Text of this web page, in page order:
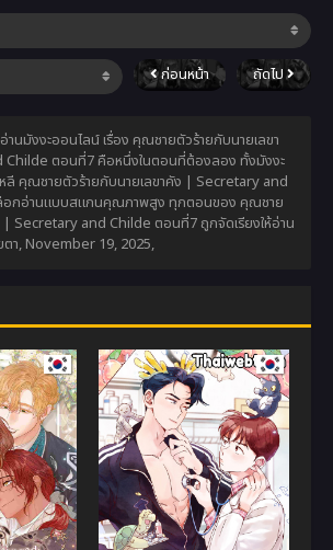
ก่อนหน้า ถัดไป
นมังงะออนไลน์ เรื่อง คุณชายตัวร้ายกับนายเลขา
ตอนที่7 คือหนึ่งในตอนที่ต้องลอง ทั้งมังงะ
หลี คุณชายตัวร้ายกับนายเลขาคัง | Secretary and
อกอ่านแบบสแกนคุณภาพสูง ทุกตอนของ คุณชาย
| Secretary and Childe ตอนที่7 ถูกจัดเรียงให้อ่าน
า, November 19, 2025,